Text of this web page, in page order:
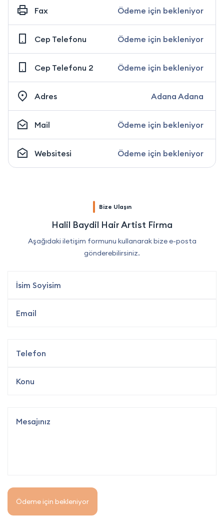
Fax Ödeme için bekleniyor
Cep Telefonu Ödeme için bekleniyor
Cep Telefonu 2 Ödeme için bekleniyor
Adres Adana Adana
Mail Ödeme için bekleniyor
Websitesi Ödeme için bekleniyor
Bize Ulaşın
Halil Baydil Hair Artist Firma
Aşağıdaki iletişim formunu kullanarak bize e-posta
gönderebilirsiniz.
Ödeme için bekleniyor